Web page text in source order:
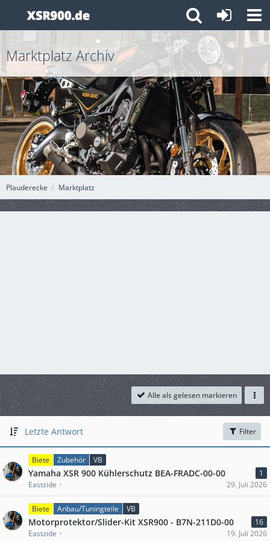
Plauderecke Marktplatz
Marktplatz Archiv
Alle als gelesen markieren
Letzte Antwort Filter
Biete Zubehör VB
Yamaha XSR 900 Kühlerschutz BEA-FRADC-00-00
1
Eastzide
29. Juli 2026
Biete Anbau/Tuningteile VB
Motorprotektor/Slider-Kit XSR900 - B7N-211D0-00
16
Eastzide
19. Juli 2026